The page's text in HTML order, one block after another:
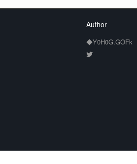
Author
◆Y0H0G.GOFk